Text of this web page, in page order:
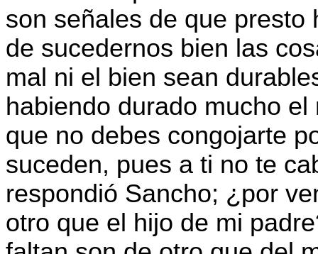
son señales de que
de sucedernos bien las
mal ni el bien sean
habiendo durado mucho
que no debes congojarte
suceden, pues a ti no te
respondió Sancho; ¿por
otro que el hijo de mi